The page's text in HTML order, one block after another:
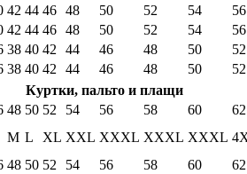
42 44 46 48 50 52 54
56
42 44 46 48 50 52 54
56
38 40 42 44 46 48 50
52
38 40 42 44 46 48 50
52
Куртки, пальто и плащи
48 50 52 54 56 58 60
62
M L XL XXL XXXL XXXL XXXL
48 50 52 54 56 58 60
62